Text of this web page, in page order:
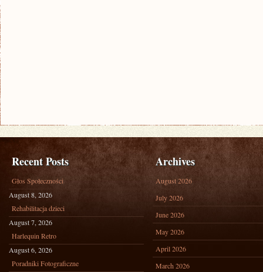
Recent Posts
Głos Społeczności
August 8, 2026
Rehabilitacja dzieci
August 7, 2026
Harlequin Retro
August 6, 2026
Poradniki Fotograficzne
Archives
August 2026
July 2026
June 2026
May 2026
April 2026
March 2026